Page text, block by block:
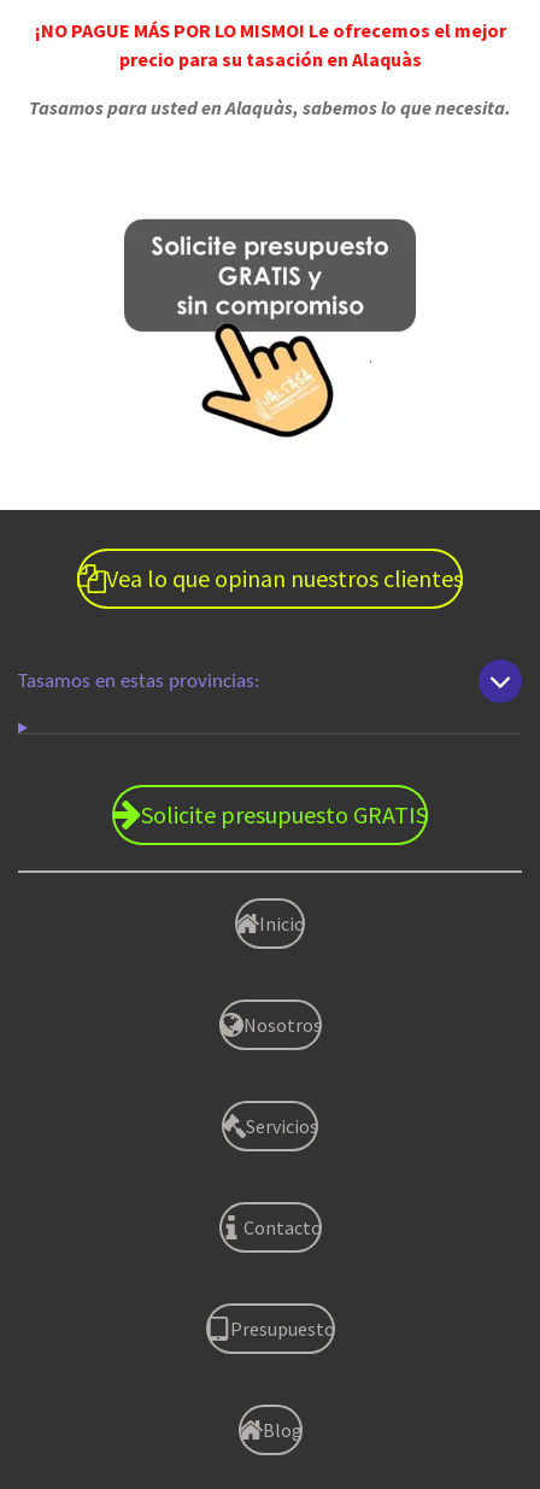
¡NO PAGUE MÁS POR LO MISMO! Le ofrecemos el mejor
precio para su tasación en Alaquàs
Tasamos para usted en Alaquàs, sabemos lo que necesita.
Vea lo que opinan nuestros clientes
Tasamos en estas provincias:
Solicite presupuesto GRATIS
Inicio
Nosotros
Servicios
Contacto
Presupuesto
Blog